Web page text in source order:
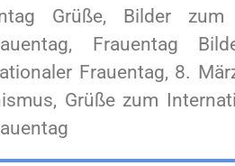
Grüße, Bilder
Frauentag
Frauentag, 8.
Grüße zum